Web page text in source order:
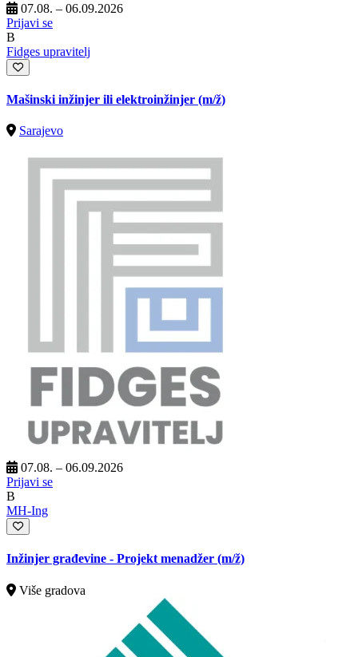
07.08. – 06.09.2026
Prijavi se
B
Fidges upravitelj
Mašinski inžinjer ili elektroinžinjer (m/ž)
Sarajevo
07.08. – 06.09.2026
Prijavi se
B
MH-Ing
Inžinjer građevine - Projekt menadžer (m/ž)
Više gradova